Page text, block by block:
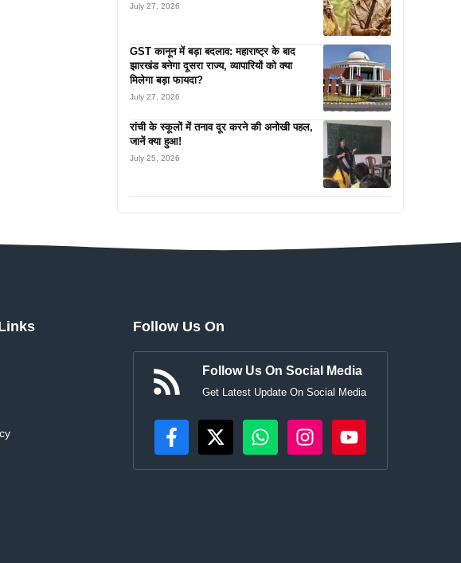
July 27, 2026
GST कानून में बड़ा बदलाव: महाराष्ट्र के बाद
झारखंड बनेगा दूसरा राज्य, व्यापारियों को क्या
मिलेगा बड़ा फायदा?
July 27, 2026
रांची के स्कूलों में तनाव दूर करने की अनोखी पहल,
जानें क्या हुआ!
July 25, 2026
Follow Us On
Follow Us On Social Media
Get Latest Update On Social Media